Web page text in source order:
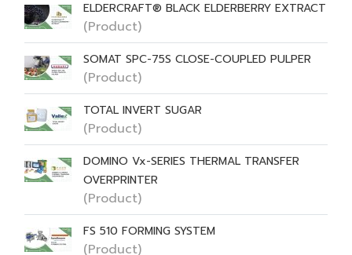
ELDERCRAFT® BLACK ELDERBERRY EXTRACT
(Product)
SOMAT SPC-75S CLOSE-COUPLED PULPER
(Product)
TOTAL INVERT SUGAR
(Product)
DOMINO Vx-SERIES THERMAL TRANSFER
OVERPRINTER
(Product)
FS 510 FORMING SYSTEM
(Product)